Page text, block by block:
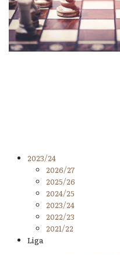
2023/24
2026/27
2025/26
2024/25
2023/24
2022/23
2021/22
Liga